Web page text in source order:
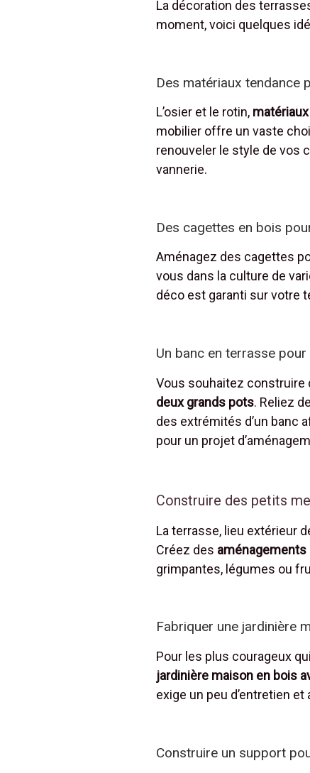
La décoration des
moment, voici quelques
Des matériaux tendance
L’osier et le rotin,
mobilier offre un vaste
renouveler le style de vos
vannerie.
Des cagettes en bois
Aménagez des cagettes
vous dans la culture de
déco est garanti sur votre
Un banc en terrasse
Vous souhaitez construire
deux grands pots. Reliez
des extrémités d’un banc
pour un projet
Construire des petits
La terrasse, lieu extérieur
Créez des aménagements
grimpantes, légumes ou
Fabriquer une jardinière
Pour les plus courageux
jardinière maison en bois
exige un peu d’entretien
Construire un support